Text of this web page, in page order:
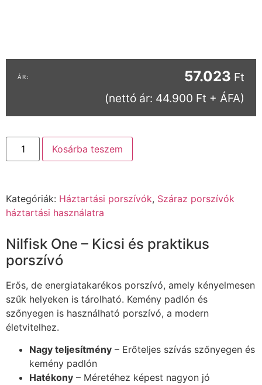
57.023 Ft
(nettó ár: 44.900 Ft + ÁFA)
Kosárba teszem
Kategóriák: Háztartási porszívók, Száraz porszívók
háztartási használatra
Nilfisk One – Kicsi és praktikus
porszívó
Erős, de energiatakarékos porszívó, amely kényelmesen
szűk helyeken is tárolható. Kemény padlón és
szőnyegen is használható porszívó, a modern
életvitelhez.
Nagy teljesítmény – Erőteljes szívás szőnyegen és
kemény padlón
Hatékony – Méretéhez képest nagyon jó